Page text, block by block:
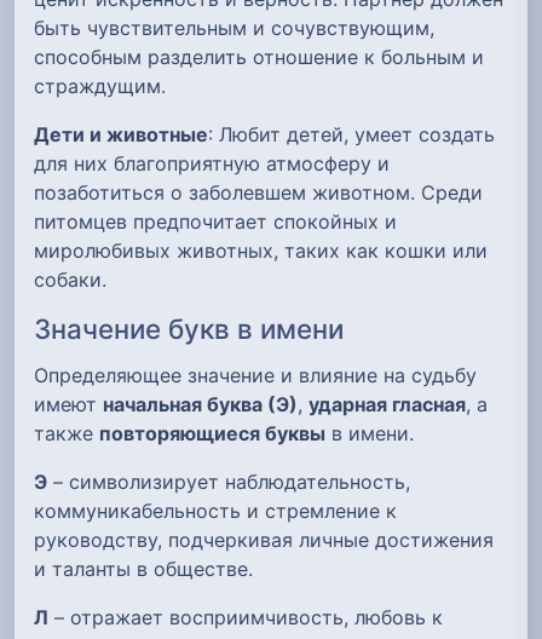
быть чувствительным и сочувствующим,
способным разделить отношение к больным и
страждущим.
Дети и животные: Любит детей, умеет создать
для них благоприятную атмосферу и
позаботиться о заболевшем животном. Среди
питомцев предпочитает спокойных и
миролюбивых животных, таких как кошки или
собаки.
Значение букв в имени
Определяющее значение и влияние на судьбу
имеют начальная буква (Э), ударная гласная, а
также повторяющиеся буквы в имени.
Э – символизирует наблюдательность,
коммуникабельность и стремление к
руководству, подчеркивая личные достижения
и таланты в обществе.
Л – отражает восприимчивость, любовь к